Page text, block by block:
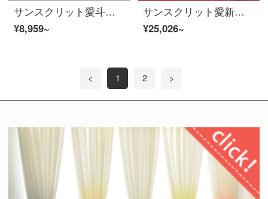
サンスクリット愛斗キャビネットのリビングキャビネットのキャビネットの実木斗タンスの寝室の引き出し式の収納棚の経済型ゴムの木のリビングルームの家具の五斗棚のカイドウ色
¥8,959~
サンスクリット愛新中国式胡桃の木のソファーの木のソファーの組み合わせ物のソファーの綿麻の布の芸は座って客間の家具を包んで物の版の4人の位を貯蓄します+足を踏みます
¥25,026~
< 1 2 >